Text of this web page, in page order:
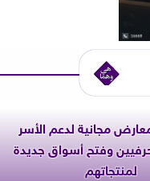
مجانية لدعم الأسر
وفتح أسواق جديدة
لمنتجاتهم